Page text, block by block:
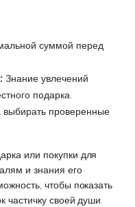
суммой перед
Знание увлечений
подарка.
выбирать проверенные
или покупки для
и знания его
чтобы показать
частичку своей души.